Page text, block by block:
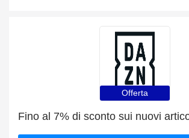
Offerta
Fino al 7% di sconto sui nuovi